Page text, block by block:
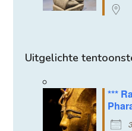
Uitgelichte
***